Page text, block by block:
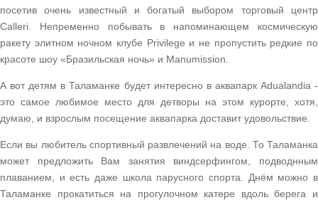
посетив очень известный и богатый выбором торговый центр
Calleri. Непременно побывать в напоминающем космическую
ракету элитном ночном клубе Privilege и не пропустить редкие по
красоте шоу «Бразильская ночь» и Manumission.
А вот детям в Таламанке будет интересно в аквапарк Adualandia -
это самое любимое место для детворы на этом курорте, хотя,
думаю, и взрослым посещение аквапарка доставит удовольствие.
Если вы любитель спортивный развлечений на воде. То Таламанка
может предложить Вам занятия виндсерфингом, подводнным
плаванием, и есть даже школа парусного спорта. Днём можно в
Таламанке прокатиться на прогулочном катере вдоль берега и